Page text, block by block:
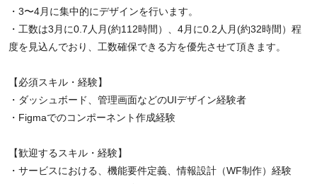
・3〜4月に集中的にデザインを行います。
・工数は3月に0.7人月(約112時間）、4月に0.2人月(約32時間）程
度を見込んでおり、工数確保できる方を優先させて頂きます。
【必須スキル・経験】
・ダッシュボード、管理画面などのUIデザイン経験者
・Figmaでのコンポーネント作成経験
【歓迎するスキル・経験】
・サービスにおける、機能要件定義、情報設計（WF制作）経験